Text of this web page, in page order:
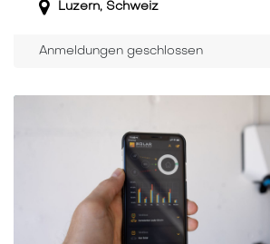
Luzern, Schweiz
Anmeldungen geschlossen